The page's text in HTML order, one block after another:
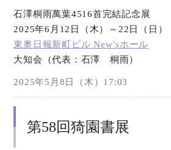
石澤桐雨萬葉4516首完結記念展
2025年6月12日（木）～22日（日）
東奥日報新町ビル New’sホール
大知会（代表：石澤 桐雨）
2025年5月8日（木）17:03
第58回猗園書展